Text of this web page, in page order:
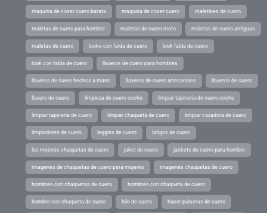
maquina de coser cuero barata maquina de coser cuero maletines de cuero
maletas de cuero para hombre maletas de cuero moto maletas de cuero antiguas
maletas de cuero looks con falda de cuero look falda de cuero
look con falda de cuero llaveros de cuero para hombres
llaveros de cuero hechos a mano llaveros de cuero artesanales llaveros de cuero
llavero de cuero limpieza de cuero coche limpiar tapiceria de cuero coche
limpiar tapiceria de cuero limpiar chaqueta de cuero limpiar cazadora de cuero
limpiadores de cuero leggins de cuero latigos de cuero
las mejores chaquetas de cuero jaket de cuero jackets de cuero para hombre
imagenes de chaquetas de cuero para mujeres imagenes chaquetas de cuero
hombres con chaquetas de cuero hombres con chaqueta de cuero
hombre con chaqueta de cuero hilo de cuero hacer pulseras de cuero